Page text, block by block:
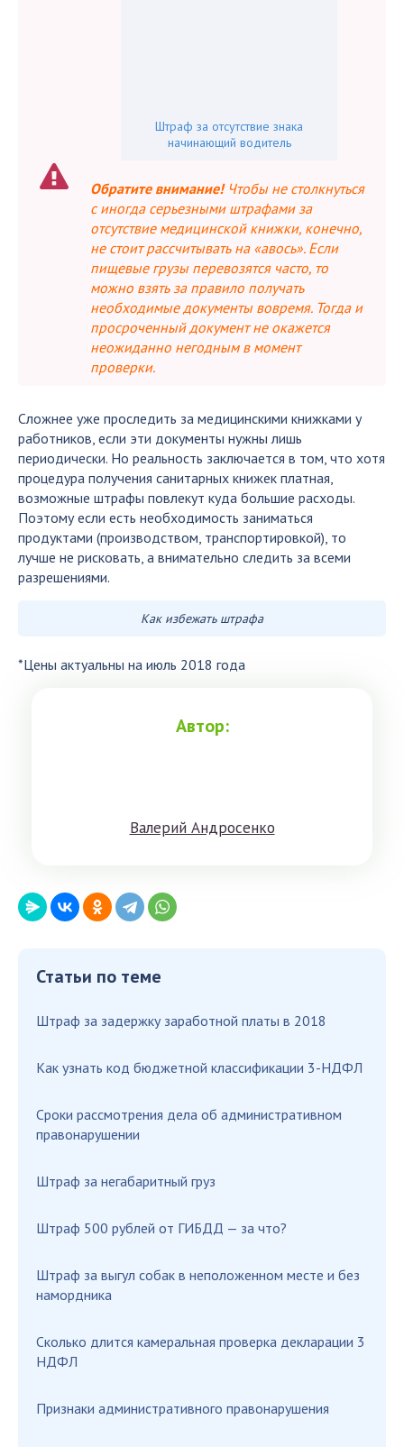
Штраф за отсутствие знака
начинающий водитель
Обратите внимание! Чтобы не столкнуться
с иногда серьезными штрафами за
отсутствие медицинской книжки, конечно,
не стоит рассчитывать на «авось». Если
пищевые грузы перевозятся часто, то
можно взять за правило получать
необходимые документы вовремя. Тогда и
просроченный документ не окажется
неожиданно негодным в момент
проверки.
Сложнее уже проследить за медицинскими книжками у
работников, если эти документы нужны лишь
периодически. Но реальность заключается в том, что хотя
процедура получения санитарных книжек платная,
возможные штрафы повлекут куда большие расходы.
Поэтому если есть необходимость заниматься
продуктами (производством, транспортировкой), то
лучше не рисковать, а внимательно следить за всеми
разрешениями.
Как избежать штрафа
*Цены актуальны на июль 2018 года
Автор:
Вaлeрий Aндрoсенко
Статьи по теме
Штраф за задержку заработной платы в 2018
Как узнать код бюджетной классификации 3-НДФЛ
Сроки рассмотрения дела об административном
правонарушении
Штраф за негабаритный груз
Штраф 500 рублей от ГИБДД — за что?
Штраф за выгул собак в неположенном месте и без
намордника
Сколько длится камеральная проверка декларации 3
НДФЛ
Признаки административного правонарушения